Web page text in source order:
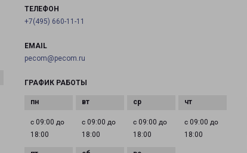
ТЕЛЕФОН
+7(495) 660-11-11
EMAIL
pecom@pecom.ru
ГРАФИК РАБОТЫ
с 09:00 до
18:00
с 09:00 до
18:00
с 09:00 до
18:00
с 09:00 до
18:00